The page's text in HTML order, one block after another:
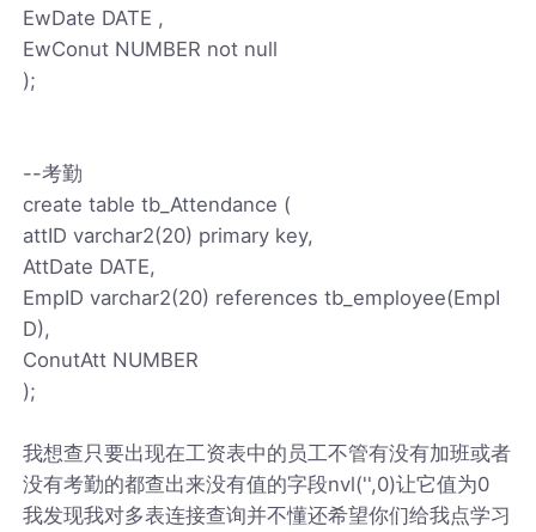
EwDate DATE ,
EwConut NUMBER not null
);
--考勤
create table tb_Attendance (
attID varchar2(20) primary key,
AttDate DATE,
EmpID varchar2(20) references tb_employee(EmpI
D),
ConutAtt NUMBER
);
我想查只要出现在工资表中的员工不管有没有加班或者
没有考勤的都查出来没有值的字段nvl('',0)让它值为0
我发现我对多表连接查询并不懂还希望你们给我点学习